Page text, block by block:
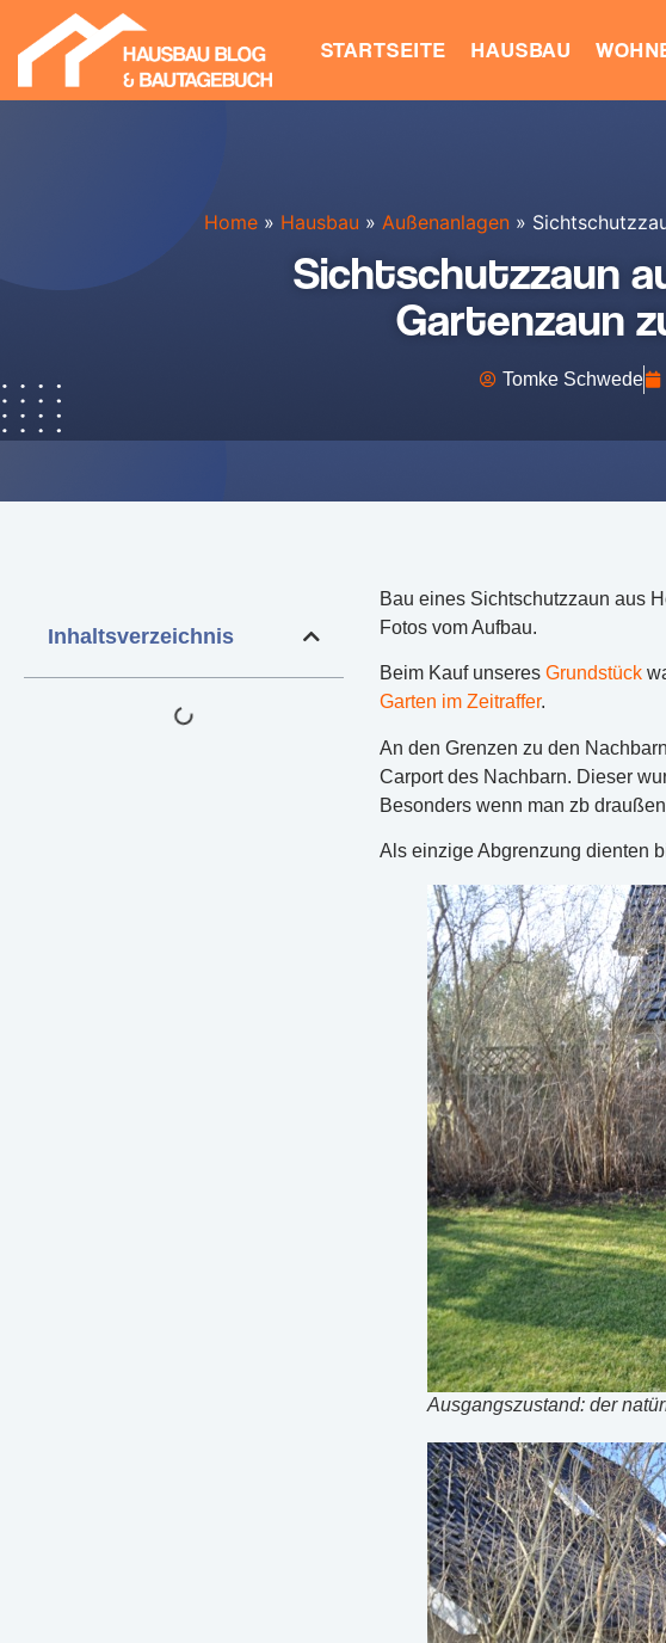
STARTSEITE HAUSBAU
Home » Hausbau » Außenanlagen »
Sichtschutzzaun
Gartenzaun
Tomke Schwede
Inhaltsverzeichnis
Bau eines Sichtschutzzaun aus
Fotos vom Aufbau.
Beim Kauf unseres Grundstück
Garten im Zeitraffer.
An den Grenzen zu den
Carport des Nachbarn. Dieser
Besonders wenn man zb
Als einzige Abgrenzung dienten
Ausgangszustand: der